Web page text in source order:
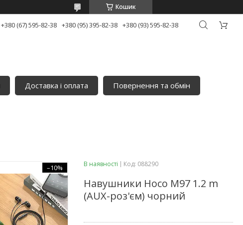
Кошик
+380 (67) 595-82-38 +380 (95) 395-82-38 +380 (93) 595-82-38
Доставка і оплата Повернення та обмін
–10% В наявності Код: 088290
Навушники Hoco M97 1.2 m
(AUX-роз'єм) чорний